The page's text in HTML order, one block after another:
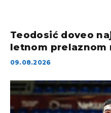
Teodosić doveo
letnom prelaznom
09.08.2026